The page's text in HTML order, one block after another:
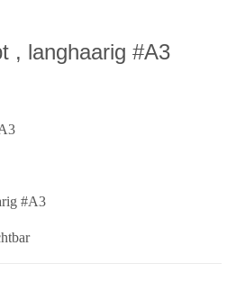
, langhaarig #A3
#A3